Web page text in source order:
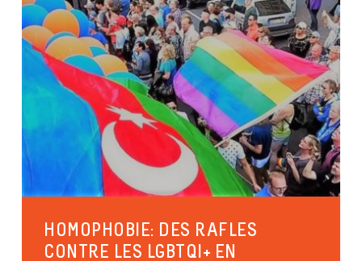
HOMOPHOBIE: DES RAFLES
CONTRE LES LGBTQI+ EN